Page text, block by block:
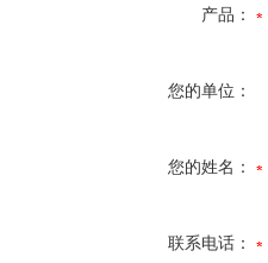
产品：
您的单位：
您的姓名：
联系电话：